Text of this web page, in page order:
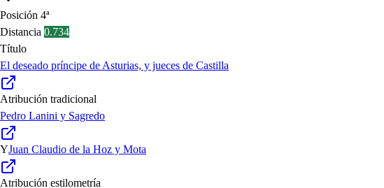
Posición 4ª
Distancia 0.734
Título
El deseado príncipe de Asturias, y jueces de Castilla
Atribución tradicional
Pedro Lanini y Sagredo
YJuan Claudio de la Hoz y Mota
Atribución estilometría